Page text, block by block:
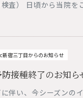
査） 日頃から当院を
新宿三丁目からのお知らせ
接種終了のお知ら
伴い、今シーズンの